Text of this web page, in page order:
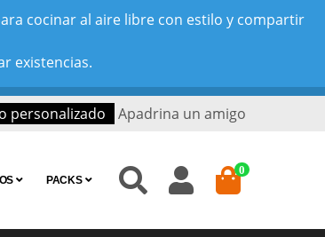
cocinar al aire libre con estilo y compartir
existencias.
personalizado Apadrina un amigo
PACKS
0